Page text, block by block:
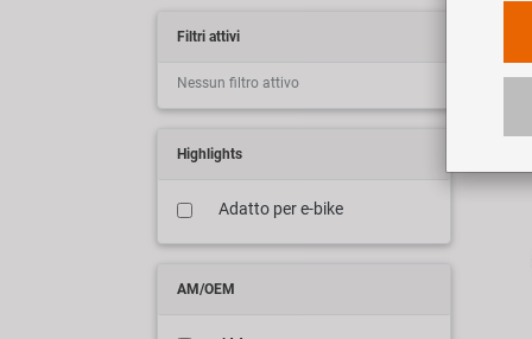
Filtri attivi
Nessun filtro attivo
Highlights
Adatto per e-bike
AM/OEM